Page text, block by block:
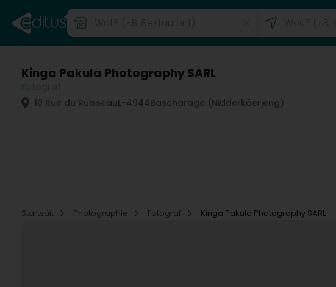
Kinga Pakula Photography SARL
10 Rue du RuisseauL-4944Bascharage (Nidderkäerjeng)
Startsäit
Photographie Fotograf Kinga Pakula Photography SARL